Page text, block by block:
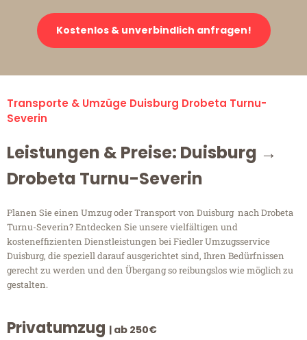
Kostenlos & unverbindlich anfragen!
Transporte & Umzüge Duisburg Drobeta Turnu-
Severin
Leistungen & Preise: Duisburg →
Drobeta Turnu-Severin
Planen Sie einen Umzug oder Transport von Duisburg nach Drobeta
Turnu-Severin? Entdecken Sie unsere vielfältigen und
kosteneffizienten Dienstleistungen bei Fiedler Umzugsservice
Duisburg, die speziell darauf ausgerichtet sind, Ihren Bedürfnissen
gerecht zu werden und den Übergang so reibungslos wie möglich zu
gestalten.
Privatumzug | ab 250€